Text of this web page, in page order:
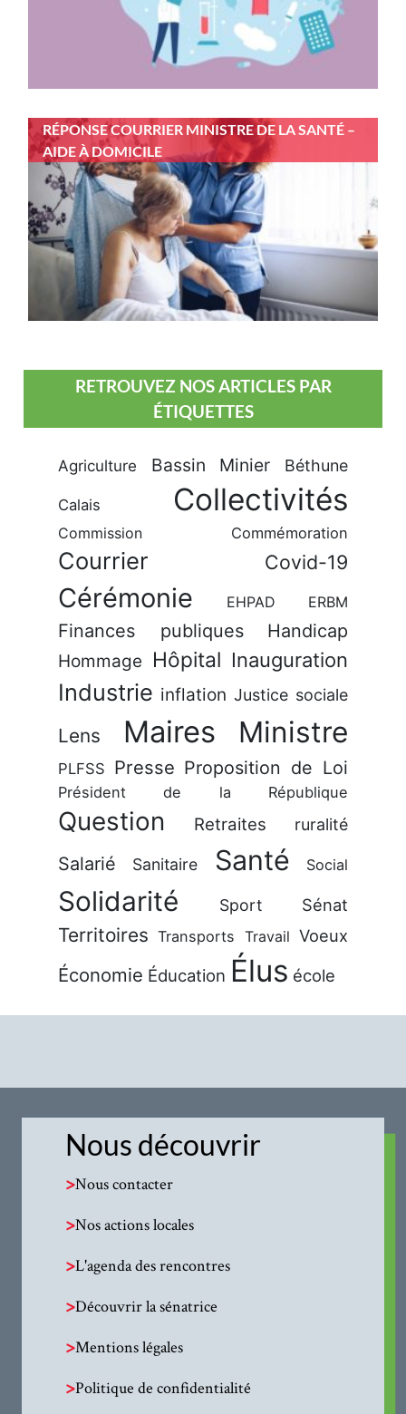
RÉPONSE COURRIER MINISTRE DE LA SANTÉ –
AIDE À DOMICILE
RETROUVEZ NOS ARTICLES PAR
ÉTIQUETTES
Agriculture Bassin Minier Béthune
Calais Collectivités
Commission Commémoration
Courrier Covid-19
Cérémonie EHPAD ERBM
Finances publiques Handicap
Hommage Hôpital Inauguration
Industrie inflation Justice sociale
Lens Maires Ministre
PLFSS Presse Proposition de Loi
Président de la République
Question Retraites ruralité
Salarié Sanitaire Santé Social
Solidarité Sport Sénat
Territoires Transports Travail Voeux
Économie Éducation Élus école
Nous découvrir
>Nous contacter
>Nos actions locales
>L'agenda des rencontres
>Découvrir la sénatrice
>Mentions légales
>Politique de confidentialité